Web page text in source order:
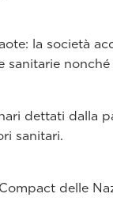
la società
sanitarie
dettati dalla
sanitari.
delle